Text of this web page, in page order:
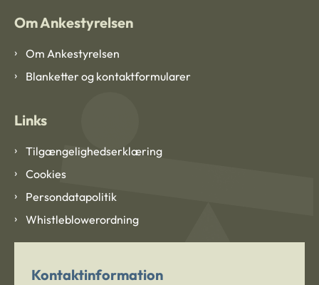
Om Ankestyrelsen
Om Ankestyrelsen
Blanketter og kontaktformularer
Links
Tilgængelighedserklæring
Cookies
Persondatapolitik
Whistleblowerordning
Kontaktinformation